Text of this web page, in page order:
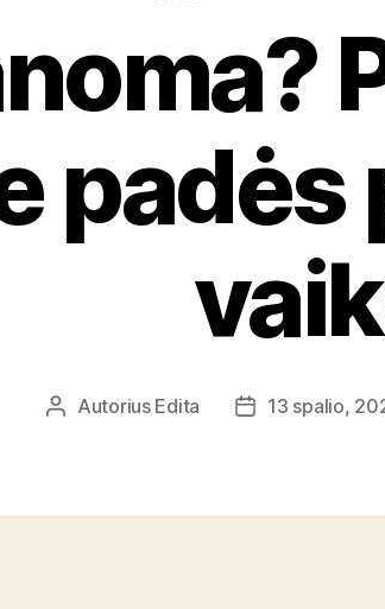
ĮrašoAutorius Edita
Įrašo13 spalio,